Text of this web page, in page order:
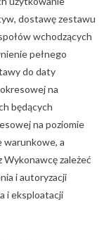
dostawę zestawu
wchodzących
pełnego
do daty
na
będących
na poziomie
warunkowe, a
zależeć
i autoryzacji
i eksploatacji